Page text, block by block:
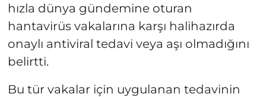
hızla dünya gündemine oturan
hantavirüs vakalarına karşı halihazırda
onaylı antiviral tedavi veya aşı olmadığını
belirtti.
Bu tür vakalar için uygulanan tedavinin